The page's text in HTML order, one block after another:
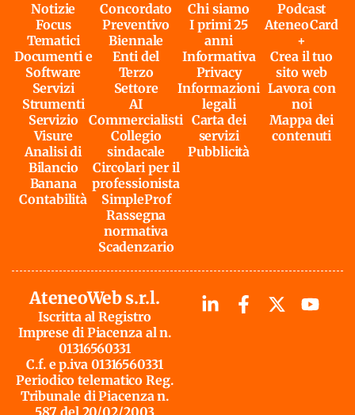
Notizie
Focus
Tematici
Documenti e
Software
Servizi
Strumenti
Servizio
Visure
Analisi di
Bilancio
Banana
Contabilità
Concordato
Preventivo
Biennale
Enti del
Terzo
Settore
AI
Commercialisti
Collegio
sindacale
Circolari per il
professionista
SimpleProf
Rassegna
normativa
Scadenzario
Chi siamo
I primi 25
anni
Informativa
Privacy
Informazioni
legali
Carta dei
servizi
Pubblicità
Podcast
AteneoCard
+
Crea il tuo
sito web
Lavora con
noi
Mappa dei
contenuti
AteneoWeb s.r.l.
Iscritta al Registro
Imprese di Piacenza al n.
01316560331
C.f. e p.iva 01316560331
Periodico telematico Reg.
Tribunale di Piacenza n.